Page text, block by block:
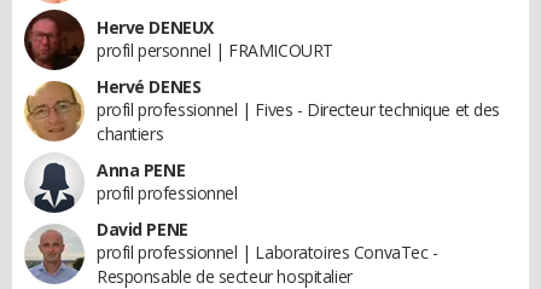
Herve DENEUX
profil personnel | FRAMICOURT
Hervé DENES
profil professionnel | Fives - Directeur technique et des
chantiers
Anna PENE
profil professionnel
David PENE
profil professionnel | Laboratoires ConvaTec -
Responsable de secteur hospitalier